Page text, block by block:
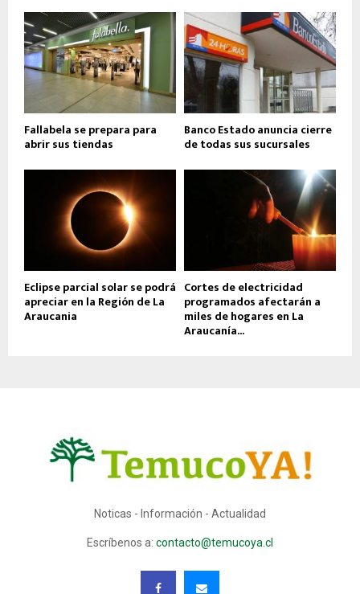
Fallabela se prepara para
abrir sus tiendas
Banco Estado anuncia cierre
de todas sus sucursales
Eclipse parcial solar se podrá
apreciar en la Región de La
Araucania
Cortes de electricidad
programados afectarán a
miles de hogares en La
Araucanía...
Noticas - Información - Actualidad
Escríbenos a: contacto@temucoya.cl